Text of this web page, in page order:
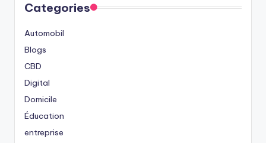
Categories
Automobil
Blogs
CBD
Digital
Domicile
Éducation
entreprise